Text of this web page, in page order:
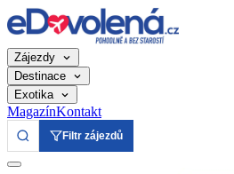
Zájezdy
Destinace
Exotika
MagazínKontakt
Filtr zájezdů